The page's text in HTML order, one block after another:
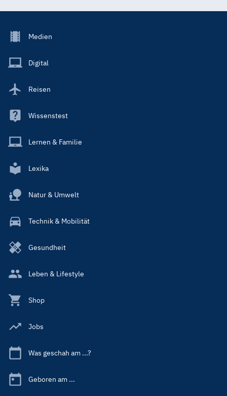
Footer
Main
Medien
Digital
Reisen
Wissenstest
Lernen & Familie
Lexika
Natur & Umwelt
Technik & Mobilität
Gesundheit
Leben & Lifestyle
Shop
Jobs
Was geschah am ...?
Geboren am ...